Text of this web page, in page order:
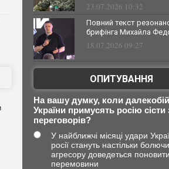
23.07.2026 10:32
Повний текст
брифінга Михайла
18.07.2026 09:27
ОПИТУВАННЯ
На вашу думку, коли
України примусять росію сісти
переговорів?
У найближчі місяці удари
росії стануть настільки
агресору доведеться поновити
перемовини